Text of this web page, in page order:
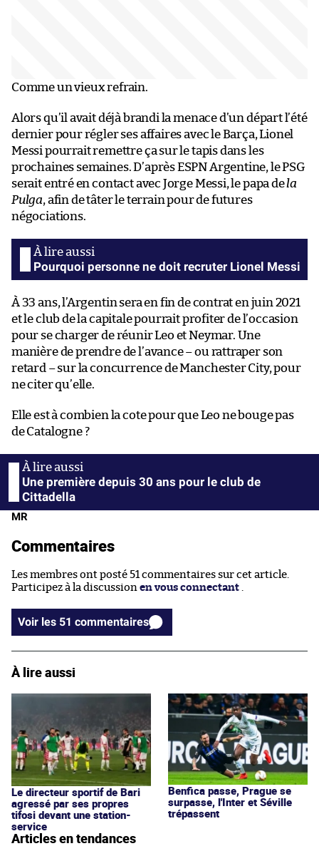
Comme un vieux refrain.
Alors qu’il avait déjà brandi la menace d’un départ l’été
dernier pour régler ses affaires avec le Barça, Lionel
Messi pourrait remettre ça sur le tapis dans les
prochaines semaines. D’après ESPN Argentine, le PSG
serait entré en contact avec Jorge Messi, le papa dela
Pulga, afin de tâter le terrain pour de futures
négociations.
Pourquoi personne ne doit recruter Lionel Messi
À 33 ans, l’Argentin sera en fin de contrat en juin 2021
et le club de la capitale pourrait profiter de l’occasion
pour se charger de réunir Leo et Neymar. Une
manière de prendre de l’avance – ou rattraper son
retard – sur la concurrence de Manchester City, pour
ne citer qu’elle.
Elle est à combien la cote pour que Leo ne bouge pas
de Catalogne ?
Une première depuis 30 ans pour le club de
Cittadella
MR
Commentaires
Les membres ont posté 51 commentaires sur cet article.
Participez à la discussion en vous connectant
Voir les 51 commentaires
À lire aussi
Le directeur sportif de Bari
agressé par ses propres
tifosi devant une station-
service
Benfica passe, Prague se
surpasse, l'Inter et Séville
trépassent
Articles en tendances